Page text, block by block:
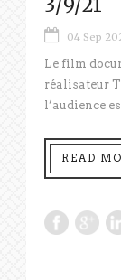
3/9/21
04 Sep
Le film
réalisateur
l’audience
READ